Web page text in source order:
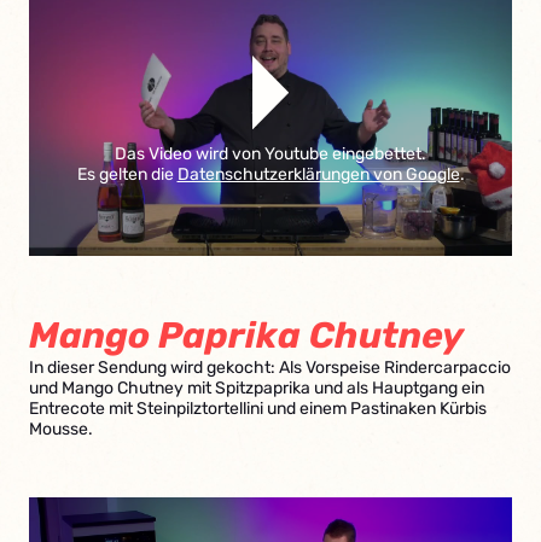
Das Video wird von Youtube eingebettet.
Es gelten die Datenschutzerklärungen von Google.
Mango Paprika Chutney
In dieser Sendung wird gekocht: Als Vorspeise Rindercarpaccio
und Mango Chutney mit Spitzpaprika und als Hauptgang ein
Entrecote mit Steinpilztortellini und einem Pastinaken Kürbis
Mousse.